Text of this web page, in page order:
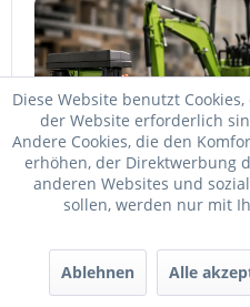
Zipper Maschinen
auswählen: So vergleichen
Service und Folgekosten
24. Mai 2026
Diese Website benutzt
der Website erforderlich
Andere Cookies, die den
erhöhen, der Direktwerbung
anderen Websites und
sollen, werden nur mit
Ablehnen Alle